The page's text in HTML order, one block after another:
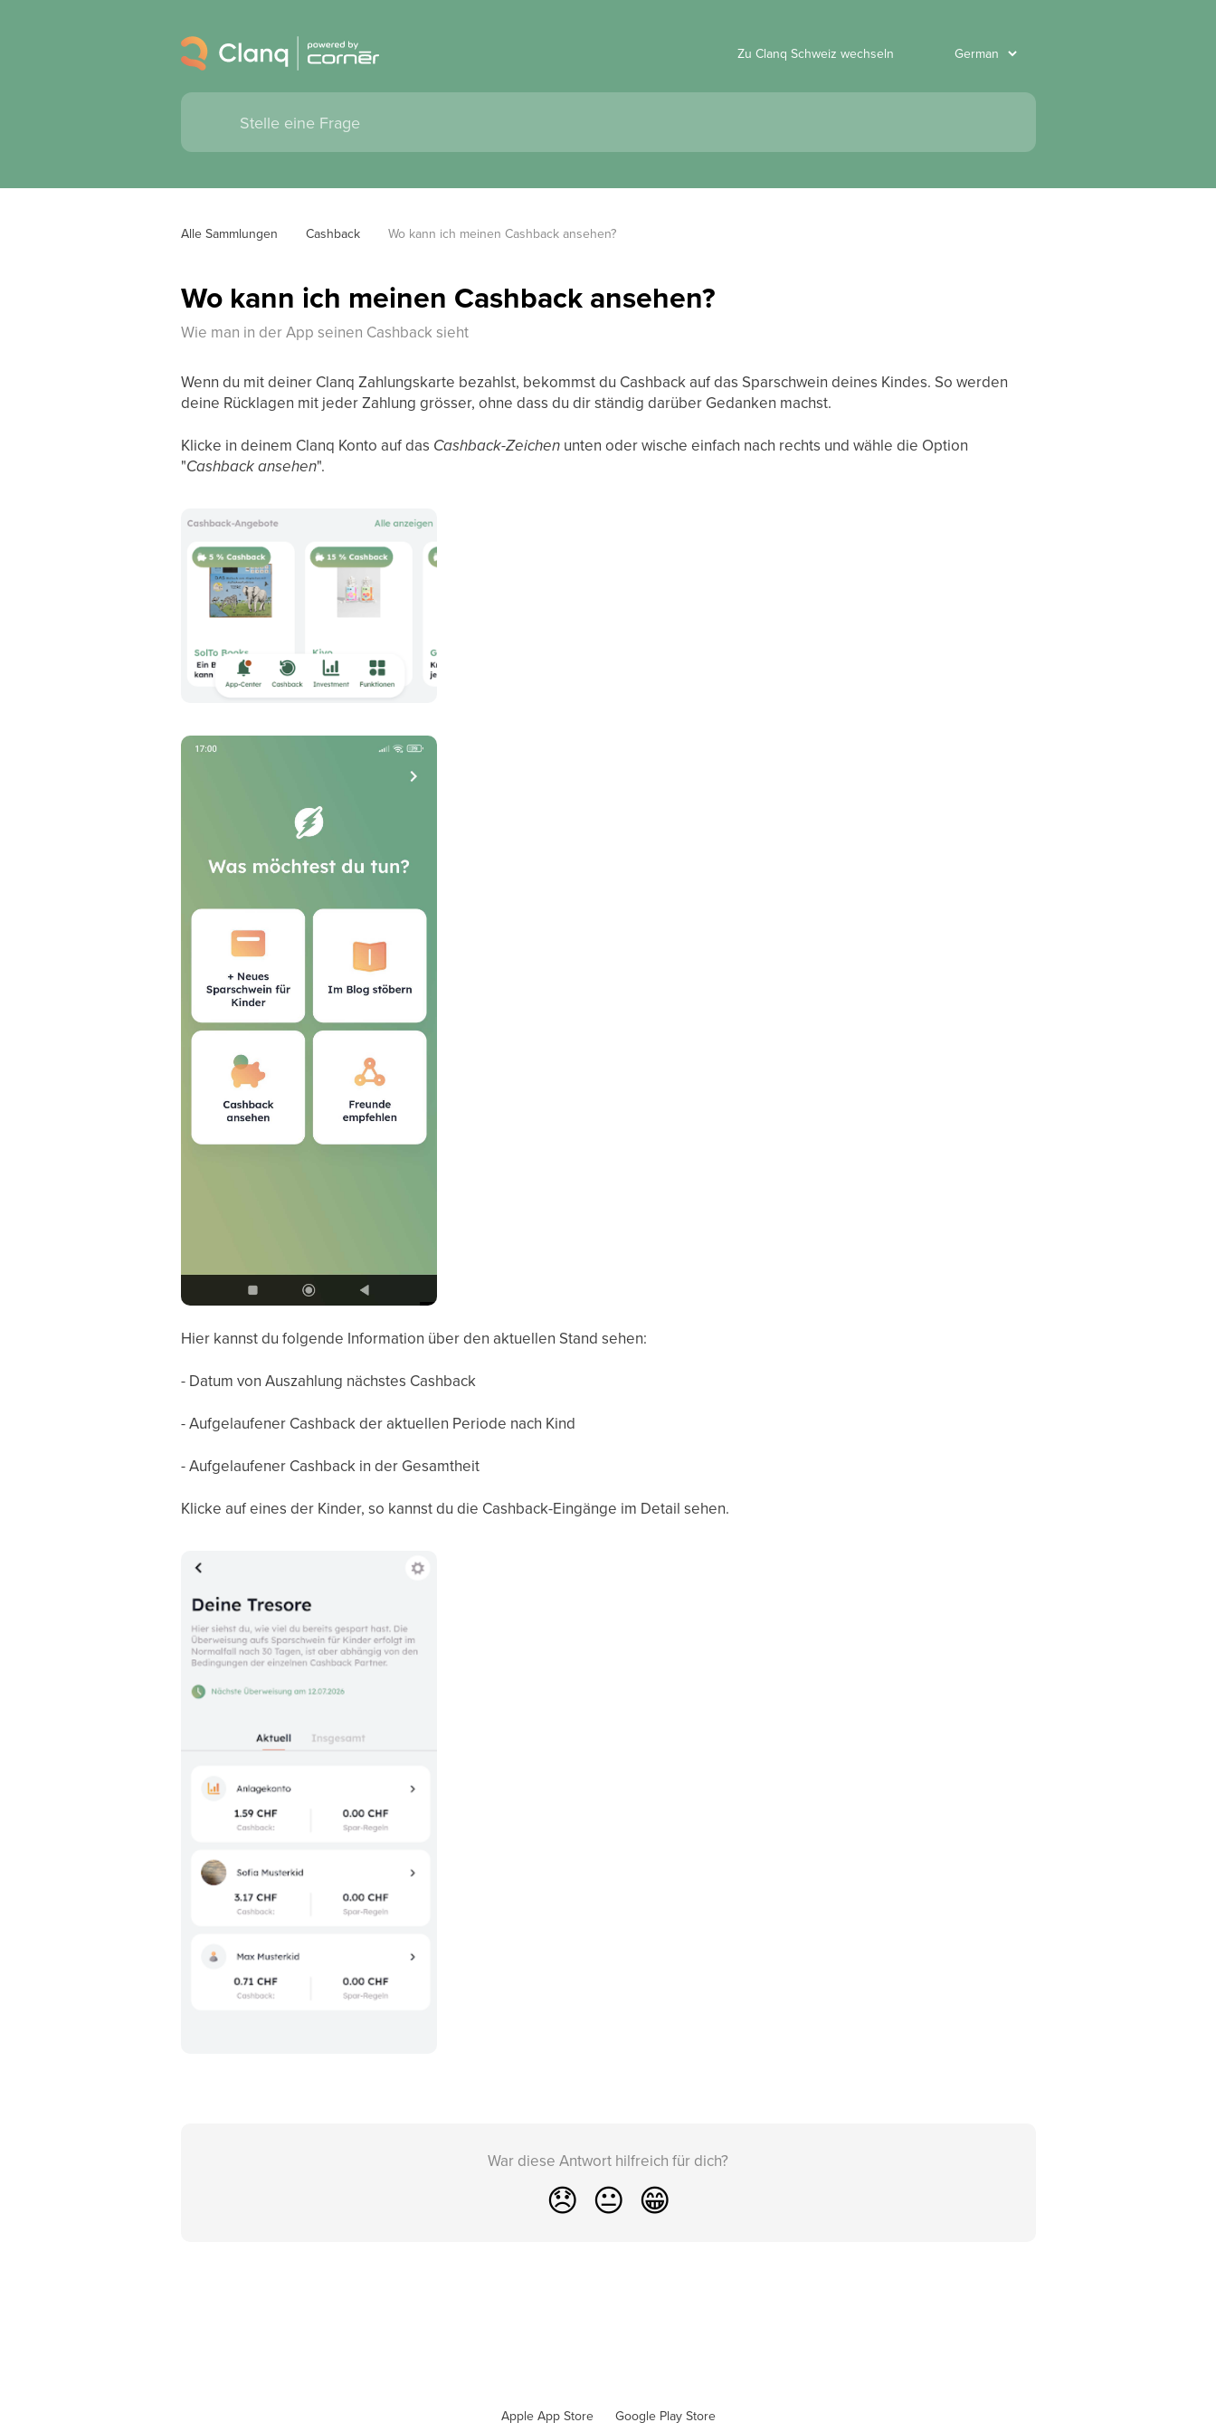
Zu Clanq Schweiz wechseln
Alle Sammlungen Cashback Wo kann ich meinen Cashback ansehen?
Wo kann ich meinen Cashback ansehen?
Wie man in der App seinen Cashback sieht
Wenn du mit deiner Clanq Zahlungskarte bezahlst, bekommst du Cashback auf das Sparschwein deines Kindes. So werden
deine Rücklagen mit jeder Zahlung grösser, ohne dass du dir ständig darüber Gedanken machst.
Klicke in deinem Clanq Konto auf das Cashback-Zeichenunten oder wische einfach nach rechts und wähle die Option
"Cashback ansehen".
Hier kannst du folgende Information über den aktuellen Stand sehen:
- Datum von Auszahlung nächstes Cashback
- Aufgelaufener Cashback der aktuellen Periode nach Kind
- Aufgelaufener Cashback in der Gesamtheit
Klicke auf eines der Kinder, so kannst du die Cashback-Eingänge im Detail sehen.
War diese Antwort hilfreich für dich?
😞 😐 😁
Apple App Store Google Play Store